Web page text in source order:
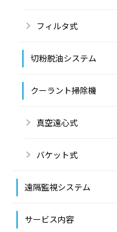
フィルタ式
切粉脱油システム
クーラント掃除機
真空遠心式
バケット式
遠隔監視システム
サービス内容